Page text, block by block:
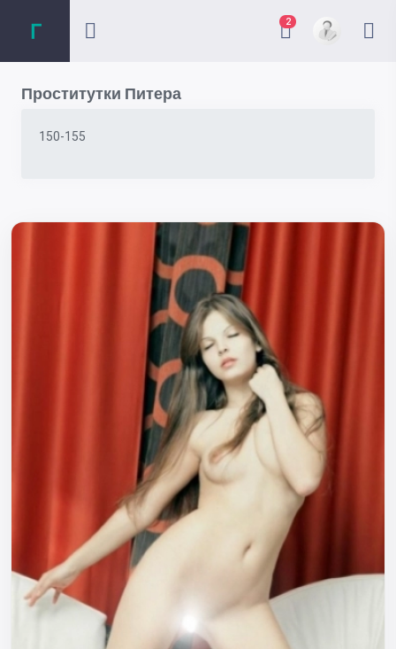
2
Проститутки Питера
150-155